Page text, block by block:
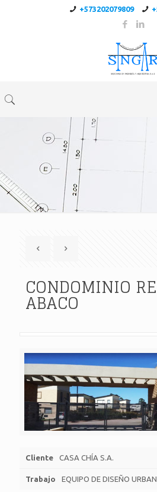
+573202079809
CONDOMINIO
ABACO
Cliente CASA CHÍA S.A.
Trabajo EQUIPO DE DISEÑO